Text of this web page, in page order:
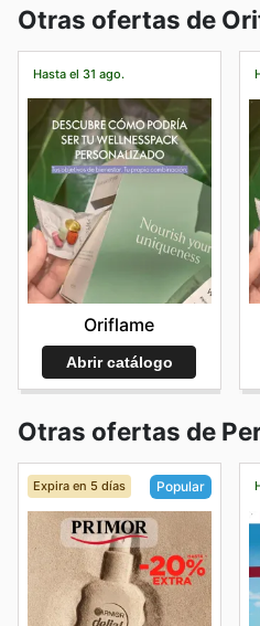
Otras ofertas de
Hasta el 31 ago.
Oriflame
Abrir catálogo
Otras ofertas de
Expira en 5 días Popular